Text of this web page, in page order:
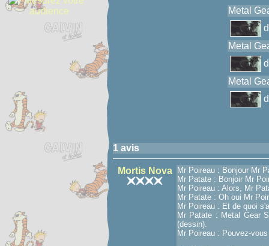
Metal
Metal
Metal
1 avis
Mortis Nova
Mr Poireau : Bonjour Mr
Mr Patate : Bonjoir Mr
Mr Poireau : Alors, Mr
Mr Patate : Oh oui Mr
Mr Poireau : Et de quoi
Mr Patate : Metal Gear
(dessin).
Mr Poireau : Pouvez-